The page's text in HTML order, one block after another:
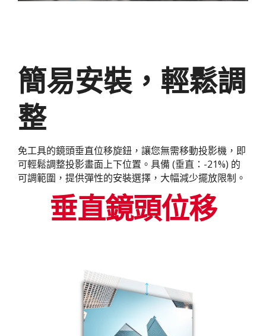
簡易安裝，輕鬆調
整
免工具的鏡頭垂直位移旋鈕，讓您無需移動投影機，即
可輕鬆調整投影畫面上下位置。具備 (垂直：-21%) 的
可調範圍，提供彈性的安裝選擇，大幅減少擺放限制。
垂直鏡頭位移